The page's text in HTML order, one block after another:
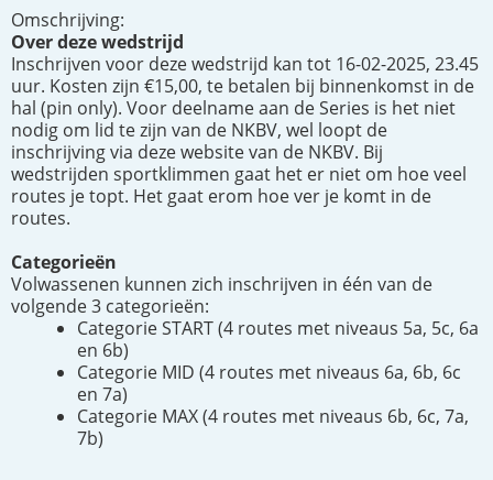
Omschrijving:
Over deze wedstrijd
Inschrijven voor deze wedstrijd kan tot 16-02-2025, 23.45
uur. Kosten zijn €15,00, te betalen bij binnenkomst in de
hal (pin only). Voor deelname aan de Series is het niet
nodig om lid te zijn van de NKBV, wel loopt de
inschrijving via deze website van de NKBV. Bij
wedstrijden sportklimmen gaat het er niet om hoe veel
routes je topt. Het gaat erom hoe ver je komt in de
routes.
Categorieën
Volwassenen kunnen zich inschrijven in één van de
volgende 3 categorieën:
Categorie START (4 routes met niveaus 5a, 5c, 6a
en 6b)
Categorie MID (4 routes met niveaus 6a, 6b, 6c
en 7a)
Categorie MAX (4 routes met niveaus 6b, 6c, 7a,
7b)